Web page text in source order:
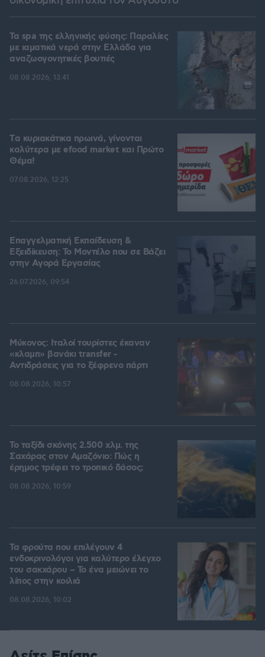
Τα spa της ελληνικής φύσης: Παραλίες
με ιαματικά νερά στην Ελλάδα για
αναζωογονητικές βουτιές
08.08.2026, 13:41
Tα κυριακάτικα πρωινά, γίνονται
καλύτερα με efood market και Πρώτο
Θέμα!
07.08.2026, 12:25
Επαγγελματική Εκπαίδευση &
Εξειδίκευση: Το Mοντέλο που σε Bάζει
στην Aγορά Eργασίας
26.07.2026, 09:54
Μύκονος: Ιταλοί τουρίστες έκαναν
«κλαμπ» βανάκι transfer -
Αντιδράσεις για το ξέφρενο πάρτι
08.08.2026, 10:57
Το ταξίδι σκόνης 2.500 χλμ. της
Σαχάρας στον Αμαζόνιο: Πώς η
έρημος τρέφει το τροπικό δάσος;
08.08.2026, 10:59
Τα φρούτα που επιλέγουν 4
ενδοκρινολόγοι για καλύτερο έλεγχο
του σακχάρου – Το ένα μειώνει το
λίπος στην κοιλιά
08.08.2026, 10:02